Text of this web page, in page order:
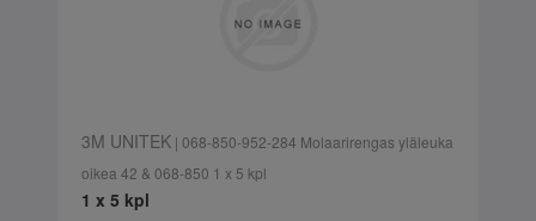
3M UNITEK| 068-850-952-284 Molaarirengas yläleuka
oikea 42 & 068-850 1 x 5 kpl
1 x 5 kpl